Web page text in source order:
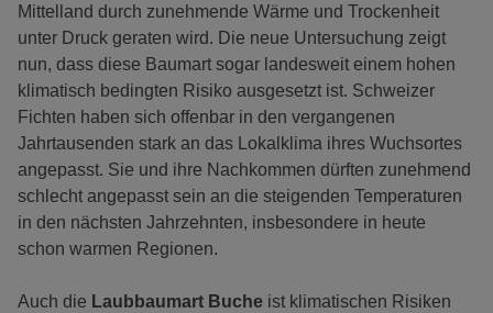
Mittelland durch zunehmende Wärme und Trockenheit
unter Druck geraten wird. Die neue Untersuchung zeigt
nun, dass diese Baumart sogar landesweit einem hohen
klimatisch bedingten Risiko ausgesetzt ist. Schweizer
Fichten haben sich offenbar in den vergangenen
Jahrtausenden stark an das Lokalklima ihres Wuchsortes
angepasst. Sie und ihre Nachkommen dürften zunehmend
schlecht angepasst sein an die steigenden Temperaturen
in den nächsten Jahrzehnten, insbesondere in heute
schon warmen Regionen.
Auch die Laubbaumart Buche ist klimatischen Risiken